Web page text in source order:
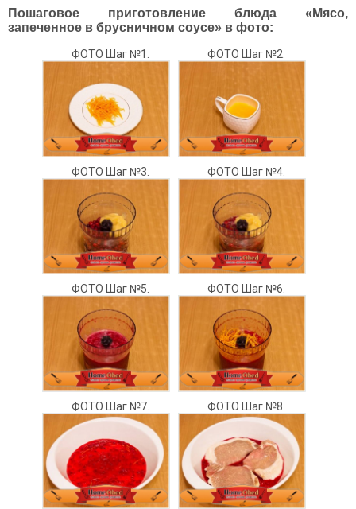
Пошаговое приготовление блюда «Мясо,
запеченное в брусничном соусе» в фото:
ФОТО Шаг №1. ФОТО Шаг №2.
ФОТО Шаг №3. ФОТО Шаг №4.
ФОТО Шаг №5. ФОТО Шаг №6.
ФОТО Шаг №7. ФОТО Шаг №8.